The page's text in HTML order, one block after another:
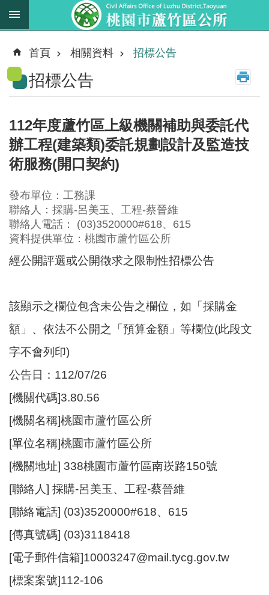
跳到主要內容區塊
新
消
息
務
職
掌
法
資
料
進
階
搜
竹
區
紹
訊
息
公
告
生
活
便
民
資
訊
機
首頁 相關資料 招標公告
招標公告
112年度蘆竹區上級機關補助與委託代
辦工程(建築類)委託規劃設計及監造技
術服務(開口契約)
發布單位：工務課
聯絡人：採購-呂美玉、工程-蔡晉維
聯絡人電話： (03)3520000#618、615
資料提供單位：桃園市蘆竹區公所
經公開評選或公開徵求之限制性招標公告
該顯示之欄位包含未公告之欄位，如「採購金
額」、依法不公開之「預算金額」等欄位(此段文
字不會列印)
公告日：112/07/26
[機關代碼]3.80.56
[機關名稱]桃園市蘆竹區公所
[單位名稱]桃園市蘆竹區公所
[機關地址] 338桃園市蘆竹區南崁路150號
[聯絡人] 採購-呂美玉、工程-蔡晉維
[聯絡電話] (03)3520000#618、615
[傳真號碼] (03)3118418
[電子郵件信箱]10003247@mail.tycg.gov.tw
[標案案號]112-106